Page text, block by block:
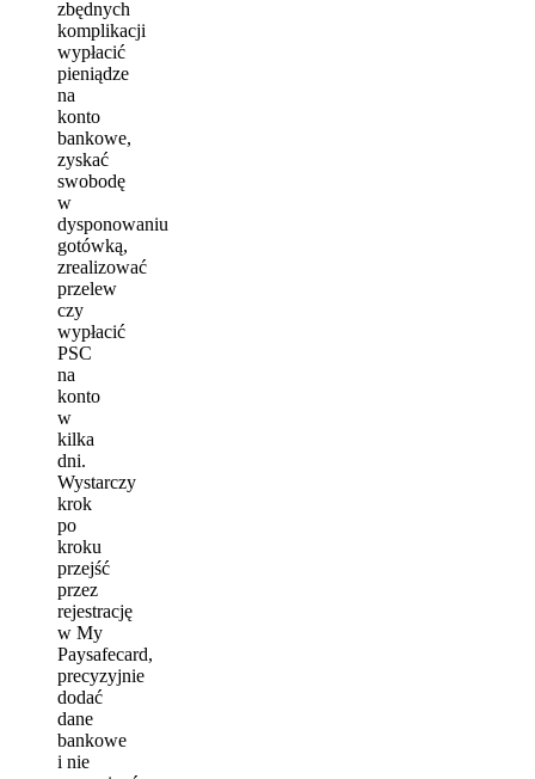
zbędnych
komplikacji
wypłacić
pieniądze
na
konto
bankowe,
zyskać
swobodę
w
dysponowaniu
gotówką,
zrealizować
przelew
czy
wypłacić
PSC
na
konto
w
kilka
dni.
Wystarczy
krok
po
kroku
przejść
przez
rejestrację
w My
Paysafecard,
precyzyjnie
dodać
dane
bankowe
i nie